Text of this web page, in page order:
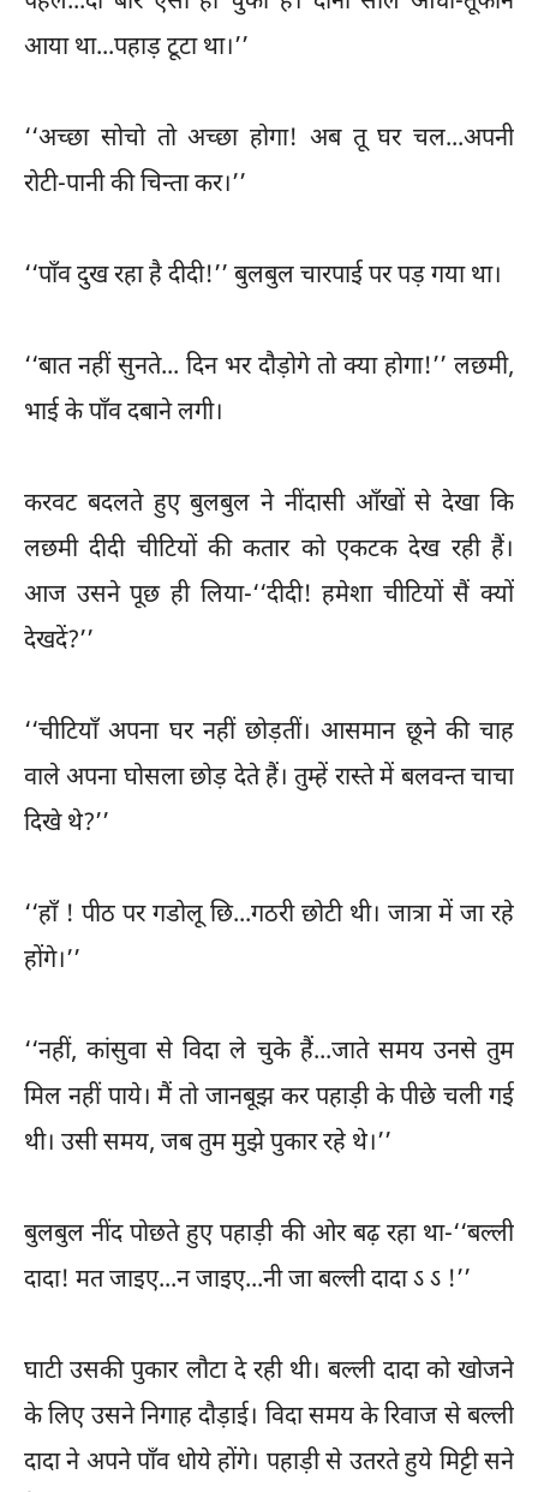
आया था...पहाड़ टूटा था।’’
‘‘अच्छा सोचो तो अच्छा होगा! अब तू घर चल...अपनी
रोटी-पानी की चिन्ता कर।’’
‘‘पाँव दुख रहा है दीदी!’’ बुलबुल चारपाई पर पड़ गया था।
‘‘बात नहीं सुनते... दिन भर दौड़ोगे तो क्या होगा!’’ लछमी,
भाई के पाँव दबाने लगी।
करवट बदलते हुए बुलबुल ने नींदासी आँखों से देखा कि
लछमी दीदी चीटियों की कतार को एकटक देख रही हैं।
आज उसने पूछ ही लिया-‘‘दीदी! हमेशा चीटियों सैं क्यों
देखदें?’’
‘‘चीटियाँ अपना घर नहीं छोड़तीं। आसमान छूने की चाह
वाले अपना घोसला छोड़ देते हैं। तुम्हें रास्ते में बलवन्त चाचा
दिखे थे?’’
‘‘हाँ ! पीठ पर गडोलू छि...गठरी छोटी थी। जात्रा में जा रहे
होंगे।’’
‘‘नहीं, कांसुवा से विदा ले चुके हैं...जाते समय उनसे तुम
मिल नहीं पाये। मैं तो जानबूझ कर पहाड़ी के पीछे चली गई
थी। उसी समय, जब तुम मुझे पुकार रहे थे।’’
बुलबुल नींद पोछते हुए पहाड़ी की ओर बढ़ रहा था-‘‘बल्ली
दादा! मत जाइए...न जाइए...नी जा बल्ली दादा ऽ ऽ !’’
घाटी उसकी पुकार लौटा दे रही थी। बल्ली दादा को खोजने
के लिए उसने निगाह दौड़ाई। विदा समय के रिवाज से बल्ली
दादा ने अपने पाँव धोये होंगे। पहाड़ी से उतरते हुये मिट्टी सने